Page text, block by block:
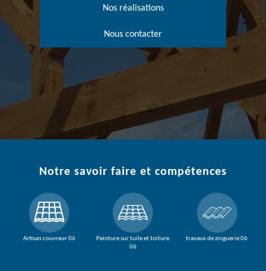
Nos réalisations
Nous contacter
Notre savoir faire et compétences
Artisan couvreur 06
Peinture sur tuile et toiture
06
travaux de zinguerie 06